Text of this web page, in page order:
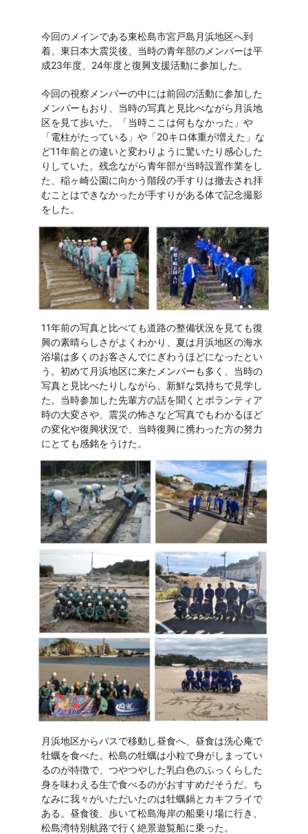
今回のメインである東松島市宮戸島月浜地区へ到
着、東日本大震災後、当時の青年部のメンバーは平
成23年度、24年度と復興支援活動に参加した。
今回の視察メンバーの中には前回の活動に参加した
メンバーもおり、当時の写真と見比べながら月浜地
区を見て歩いた。「当時ここは何もなかった」や
「電柱がたっている」や「20キロ体重が増えた」な
ど11年前との違いと変わりように驚いたり感心した
りしていた。残念ながら青年部が当時設置作業をし
た、稲ヶ崎公園に向かう階段の手すりは撤去され拝
むことはできなかったが手すりがある体で記念撮影
をした。
11年前の写真と比べても道路の整備状況を見ても復
興の素晴らしさがよくわかり、夏は月浜地区の海水
浴場は多くのお客さんでにぎわうほどになったとい
う。初めて月浜地区に来たメンバーも多く、当時の
写真と見比べたりしながら、新鮮な気持ちで見学し
た。当時参加した先輩方の話を聞くとボランティア
時の大変さや、震災の怖さなど写真でもわかるほど
の変化や復興状況で、当時復興に携わった方の努力
にとても感銘をうけた。
月浜地区からバスで移動し昼食へ、昼食は洗心庵で
牡蠣を食べた。松島の牡蠣は小粒で身がしまってい
るのが特徴で、つやつやした乳白色のふっくらした
身を味わえる生で食べるのがおすすめだそうだ。ち
なみに我々がいただいたのは牡蠣鍋とカキフライで
ある。昼食後、歩いて松島海岸の船乗り場に行き、
松島湾特別航路で行く絶景遊覧船に乗った。